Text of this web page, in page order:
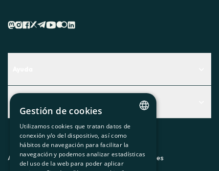
Descubre qué servicio te encaja mejor
Contacto
Actualidad
El rincón de la socia
Prensa
Aviso legalPolítica de privacidadPolítica de cookies
CATALAN
SPANISH
GL
Gestión de cookies
Utilizamos cookies que tratan datos de
conexión y/o del dispositivo, así como
hábitos de navegación para facilitar la
navegación y podemos analizar estadísticas
del uso de la web para poder aplicar